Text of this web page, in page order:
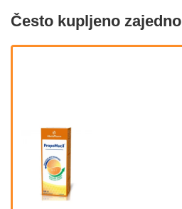
Često kupljeno zajedno